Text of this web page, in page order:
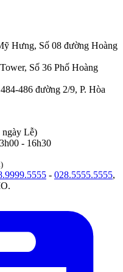
Hưng, Số 08 đường Hoàng
Số 36 Phố Hoàng
486 đường 2/9, P. Hòa
Lễ)
- 16h30
- 028.5555.5555,